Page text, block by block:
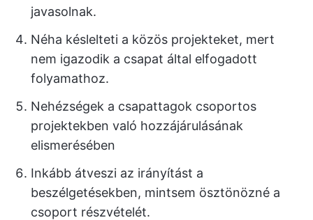
javasolnak.
Néha késlelteti a közös projekteket, mert
nem igazodik a csapat által elfogadott
folyamathoz.
Nehézségek a csapattagok csoportos
projektekben való hozzájárulásának
elismerésében
Inkább átveszi az irányítást a
beszélgetésekben, mintsem ösztönözné a
csoport részvételét.